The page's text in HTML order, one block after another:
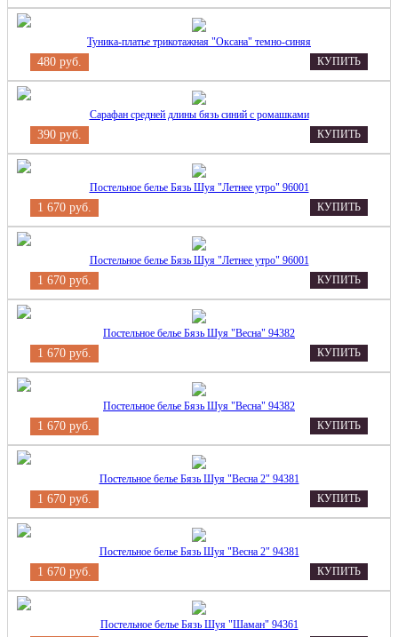
Туника-платье трикотажная "Оксана" темно-синяя
480 руб. КУПИТЬ
Сарафан средней длины бязь синий с ромашками
390 руб. КУПИТЬ
Постельное белье Бязь Шуя "Летнее утро" 96001
1 670 руб. КУПИТЬ
Постельное белье Бязь Шуя "Летнее утро" 96001
1 670 руб. КУПИТЬ
Постельное белье Бязь Шуя "Весна" 94382
1 670 руб. КУПИТЬ
Постельное белье Бязь Шуя "Весна" 94382
1 670 руб. КУПИТЬ
Постельное белье Бязь Шуя "Весна 2" 94381
1 670 руб. КУПИТЬ
Постельное белье Бязь Шуя "Весна 2" 94381
1 670 руб. КУПИТЬ
Постельное белье Бязь Шуя "Шаман" 94361